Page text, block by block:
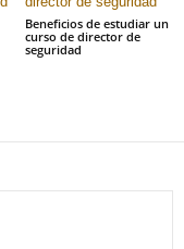
Beneficios de estudiar un
curso de director de
seguridad